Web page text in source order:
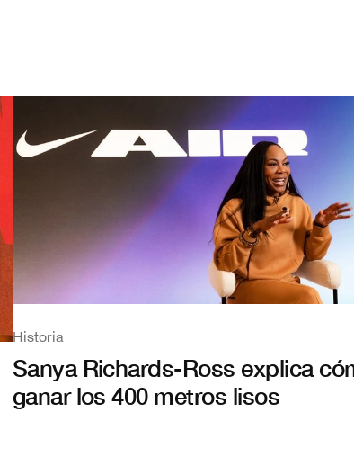
Historia
Sanya Richards-Ross explica
ganar los 400 metros lisos